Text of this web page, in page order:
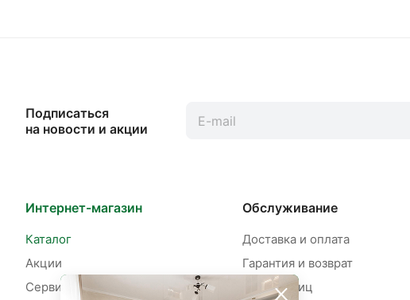
Подписаться
на новости и акции
Интернет-магазин
Каталог
Акции
Сервисы
Обслуживание
Доставка и оплата
Гарантия и возврат
Для юр. лиц